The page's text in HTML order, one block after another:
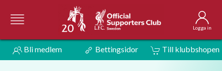
Logga in
Bli medlem Bettingsidor Till klubbshopen